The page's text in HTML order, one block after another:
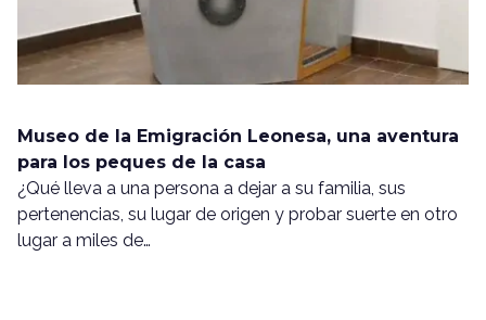
Museo de la Emigración Leonesa, una aventura
para los peques de la casa
¿Qué lleva a una persona a dejar a su familia, sus
pertenencias, su lugar de origen y probar suerte en otro
lugar a miles de…